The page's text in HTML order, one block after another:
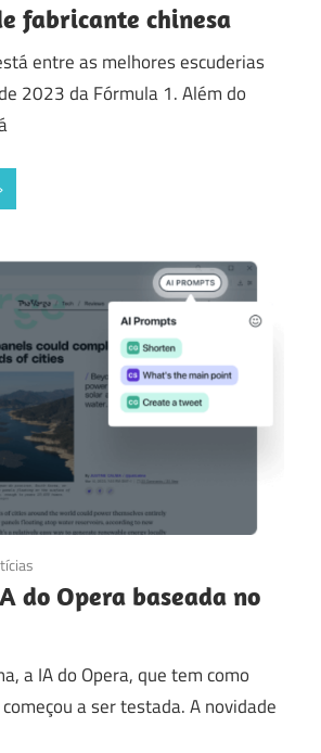
fabricante chinesa
entre as melhores escuderias
2023 da Fórmula 1. Além do
do Opera baseada no
a IA do Opera, que tem como
começou a ser testada. A novidade